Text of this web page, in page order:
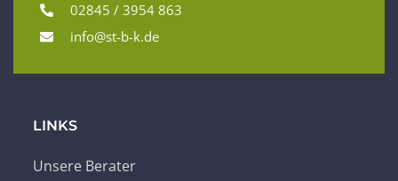
02845 / 3954 863
info@st-b-k.de
LINKS
Unsere Berater